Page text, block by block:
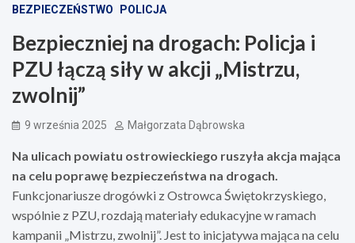
BEZPIECZEŃSTWO POLICJA
Bezpieczniej na drogach: Policja i
PZU łączą siły w akcji „Mistrzu,
zwolnij”
9 września 2025 Małgorzata Dąbrowska
Na ulicach powiatu ostrowieckiego ruszyła akcja mająca
na celu poprawę bezpieczeństwa na drogach.
Funkcjonariusze drogówki z Ostrowca Świętokrzyskiego,
wspólnie z PZU, rozdają materiały edukacyjne w ramach
kampanii „Mistrzu, zwolnij”. Jest to inicjatywa mająca na celu